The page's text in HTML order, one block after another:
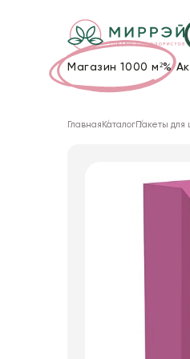
Магазин 1000 м²%
Главная КаталогПакеты для